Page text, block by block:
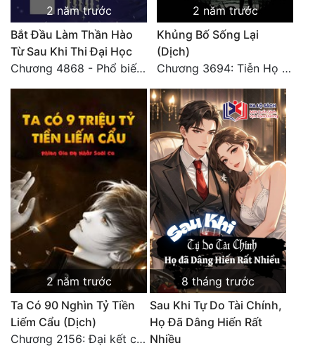
2 năm trước
Bắt Đầu Làm Thần Hào
Từ Sau Khi Thi Đại Học
Chương 4868 - Phổ biến Hạ Quốc tệ!
2 năm trước
Khủng Bố Sống Lại
(Dịch)
Chương 3694: Tiễn Họ Đoạn Đường Cuối - Hoàn
2 năm trước
Ta Có 90 Nghìn Tỷ Tiền
Liếm Cẩu (Dịch)
Chương 2156: Đại kết cục!!!
8 tháng trước
Sau Khi Tự Do Tài Chính,
Họ Đã Dâng Hiến Rất
Nhiều